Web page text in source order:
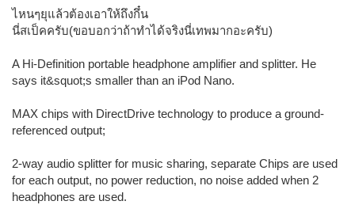
ไหนๆยุแล้วต้องเอาให้ถึงกึ๋น
นี่สเป็คครับ(ขอบอกว่าถ้าทำได้จริงนี่เทพมากอะครับ)
A Hi-Definition portable headphone amplifier and splitter. He
says it&squot;s smaller than an iPod Nano.
MAX chips with DirectDrive technology to produce a ground-
referenced output;
2-way audio splitter for music sharing, separate Chips are used
for each output, no power reduction, no noise added when 2
headphones are used.